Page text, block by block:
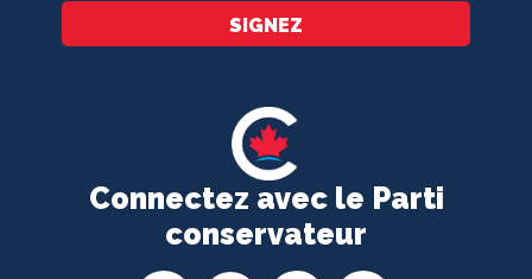
Connectez avec le Parti
conservateur
SIGNEZ